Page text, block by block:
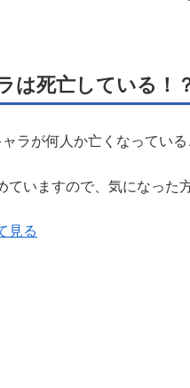
は死亡している！
ラが何人か亡くなっている
ていますので、気になった
見る